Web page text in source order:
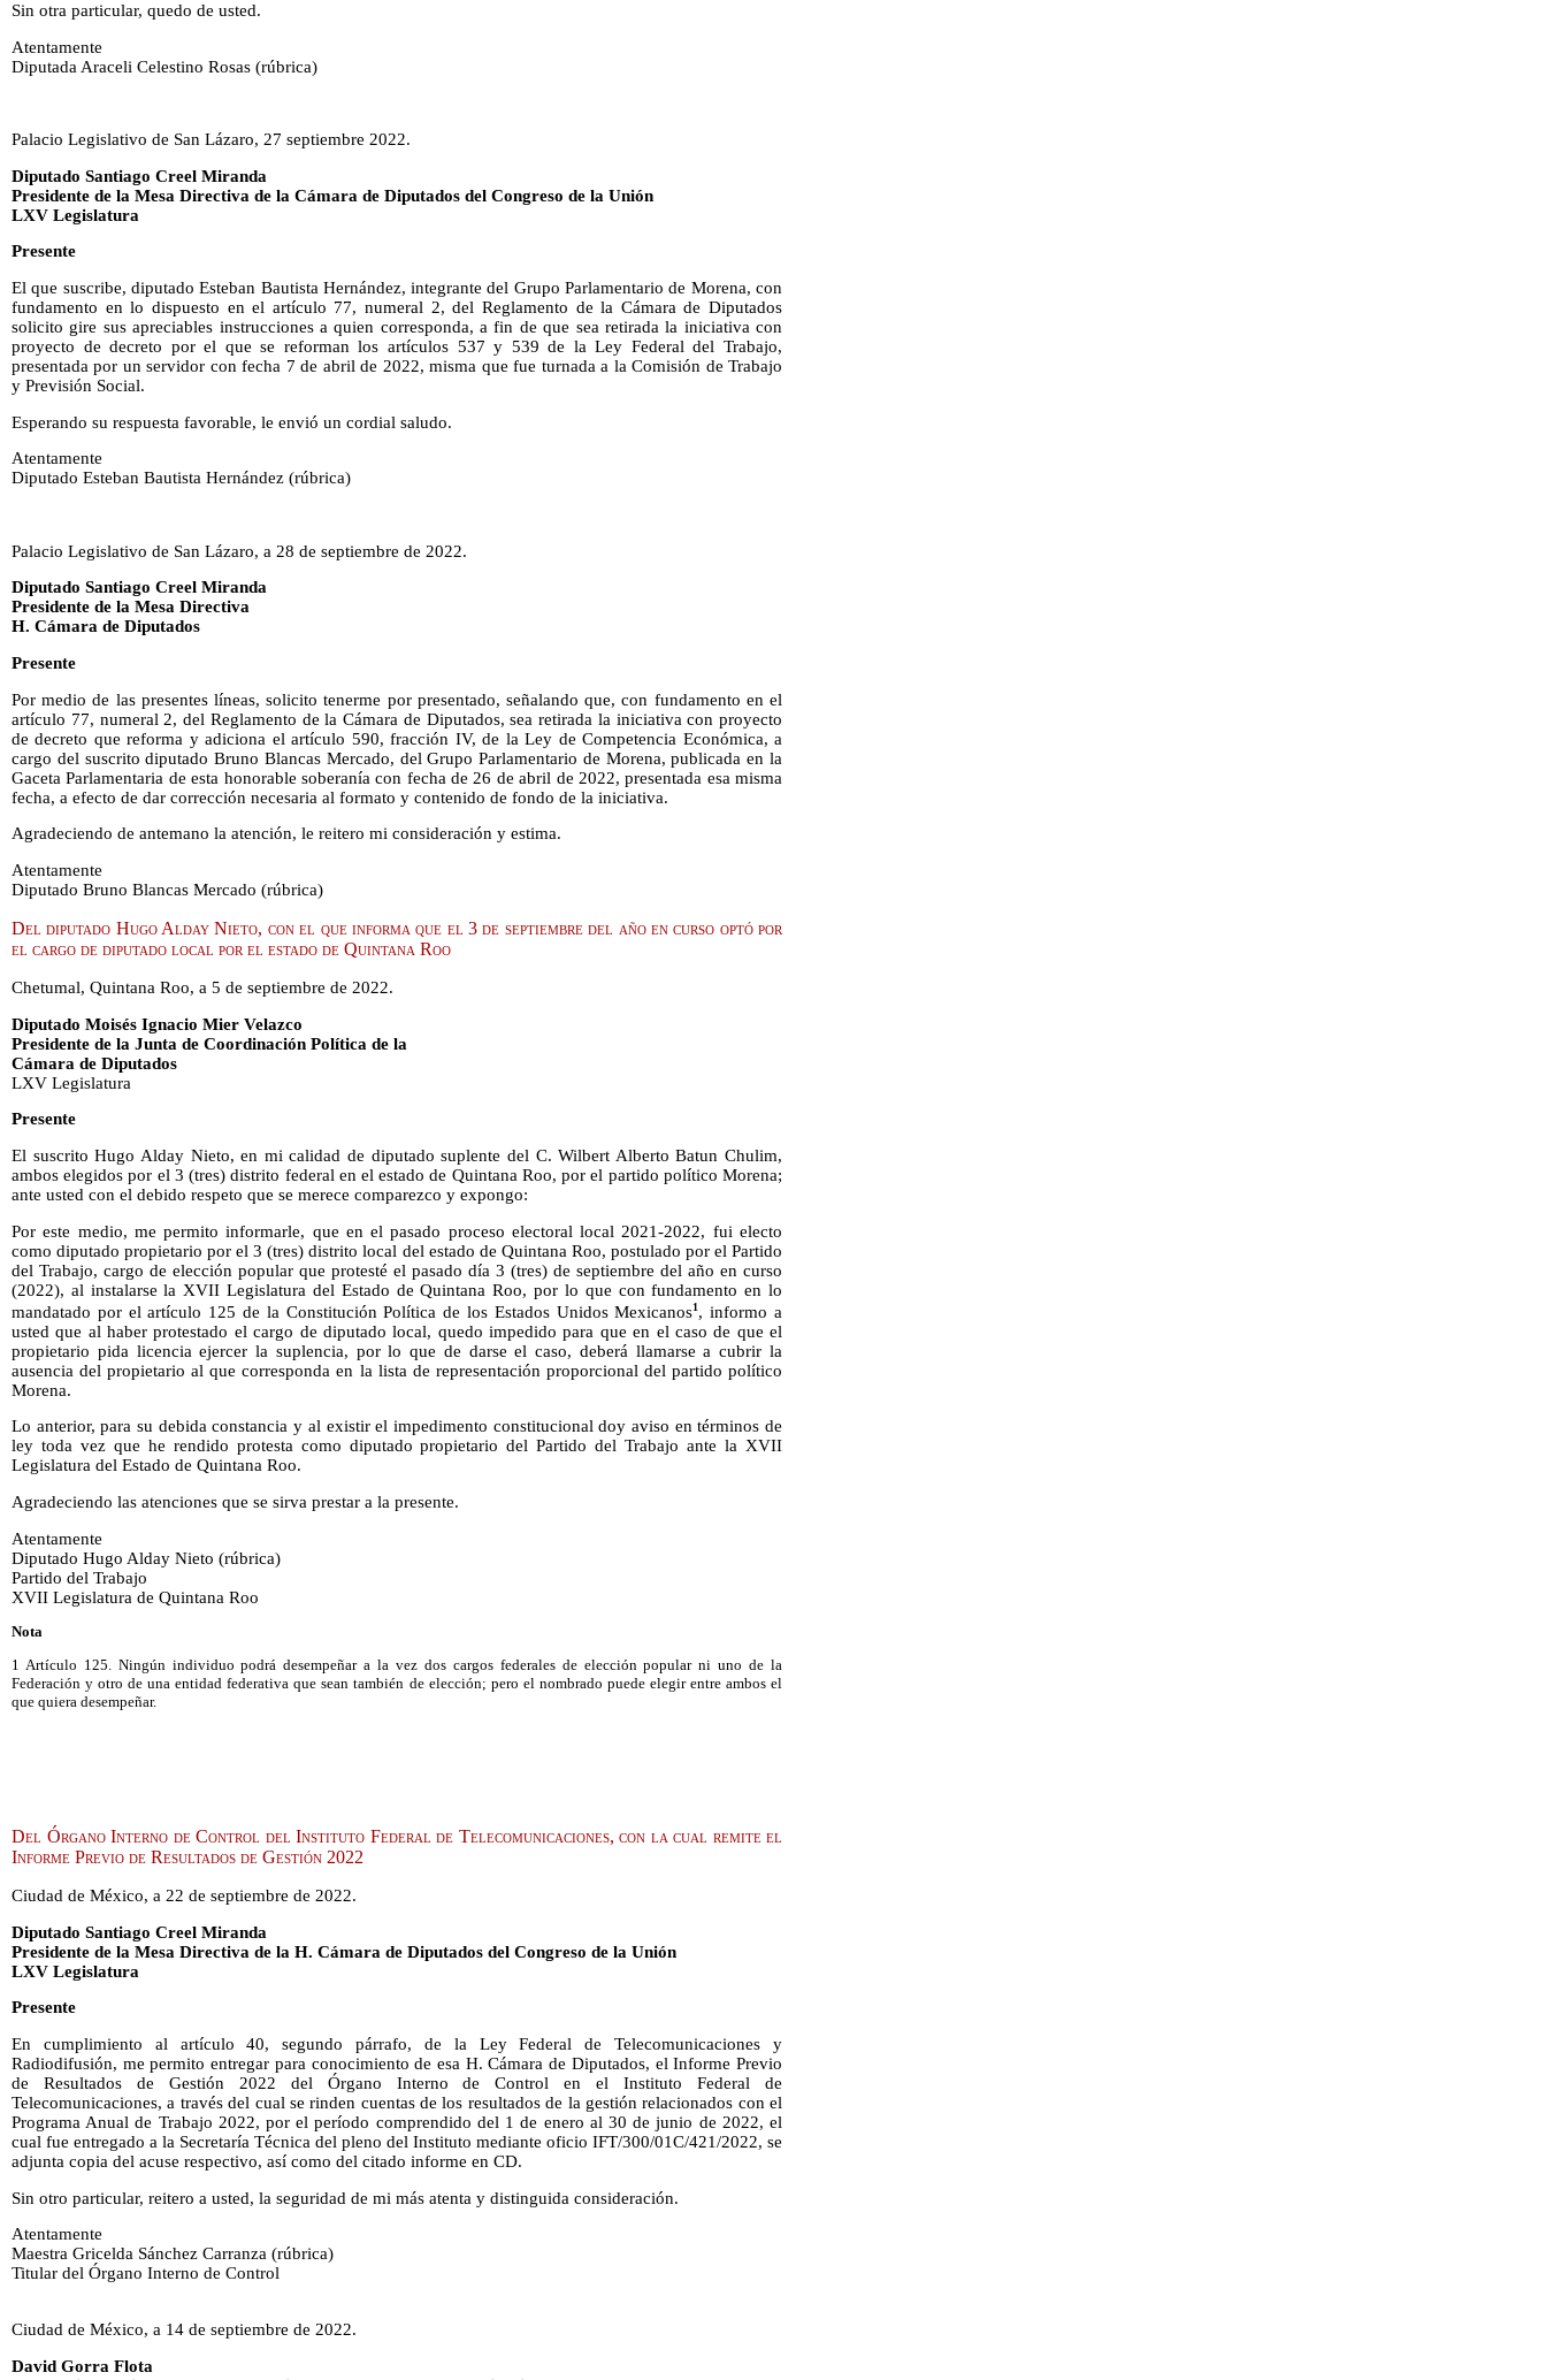
Sin otra particular, quedo de usted.
Atentamente
Diputada Araceli Celestino Rosas (rúbrica)
Palacio Legislativo de San Lázaro, 27 septiembre 2022.
Diputado Santiago Creel Miranda
Presidente de la Mesa Directiva de la Cámara de Diputados del Congreso de la Unión
LXV Legislatura
Presente
El que suscribe, diputado Esteban Bautista Hernández, integrante del Grupo Parlamentario de Morena, con
fundamento en lo dispuesto en el artículo 77, numeral 2, del Reglamento de la Cámara de Diputados
solicito gire sus apreciables instrucciones a quien corresponda, a fin de que sea retirada la iniciativa con
proyecto de decreto por el que se reforman los artículos 537 y 539 de la Ley Federal del Trabajo,
presentada por un servidor con fecha 7 de abril de 2022, misma que fue turnada a la Comisión de Trabajo
y Previsión Social.
Esperando su respuesta favorable, le envió un cordial saludo.
Atentamente
Diputado Esteban Bautista Hernández (rúbrica)
Palacio Legislativo de San Lázaro, a 28 de septiembre de 2022.
Diputado Santiago Creel Miranda
Presidente de la Mesa Directiva
H. Cámara de Diputados
Presente
Por medio de las presentes líneas, solicito tenerme por presentado, señalando que, con fundamento en el
artículo 77, numeral 2, del Reglamento de la Cámara de Diputados, sea retirada la iniciativa con proyecto
de decreto que reforma y adiciona el artículo 590, fracción IV, de la Ley de Competencia Económica, a
cargo del suscrito diputado Bruno Blancas Mercado, del Grupo Parlamentario de Morena, publicada en la
Gaceta Parlamentaria de esta honorable soberanía con fecha de 26 de abril de 2022, presentada esa misma
fecha, a efecto de dar corrección necesaria al formato y contenido de fondo de la iniciativa.
Agradeciendo de antemano la atención, le reitero mi consideración y estima.
Atentamente
Diputado Bruno Blancas Mercado (rúbrica)
Del diputado Hugo Alday Nieto, con el que informa que el 3 de septiembre del año en curso optó por
el cargo de diputado local por el estado de Quintana Roo
Chetumal, Quintana Roo, a 5 de septiembre de 2022.
Diputado Moisés Ignacio Mier Velazco
Presidente de la Junta de Coordinación Política de la
Cámara de Diputados
LXV Legislatura
Presente
El suscrito Hugo Alday Nieto, en mi calidad de diputado suplente del C. Wilbert Alberto Batun Chulim,
ambos elegidos por el 3 (tres) distrito federal en el estado de Quintana Roo, por el partido político Morena;
ante usted con el debido respeto que se merece comparezco y expongo:
Por este medio, me permito informarle, que en el pasado proceso electoral local 2021-2022, fui electo
como diputado propietario por el 3 (tres) distrito local del estado de Quintana Roo, postulado por el Partido
del Trabajo, cargo de elección popular que protesté el pasado día 3 (tres) de septiembre del año en curso
(2022), al instalarse la XVII Legislatura del Estado de Quintana Roo, por lo que con fundamento en lo
mandatado por el artículo 125 de la Constitución Política de los Estados Unidos Mexicanos1, informo a
usted que al haber protestado el cargo de diputado local, quedo impedido para que en el caso de que el
propietario pida licencia ejercer la suplencia, por lo que de darse el caso, deberá llamarse a cubrir la
ausencia del propietario al que corresponda en la lista de representación proporcional del partido político
Morena.
Lo anterior, para su debida constancia y al existir el impedimento constitucional doy aviso en términos de
ley toda vez que he rendido protesta como diputado propietario del Partido del Trabajo ante la XVII
Legislatura del Estado de Quintana Roo.
Agradeciendo las atenciones que se sirva prestar a la presente.
Atentamente
Diputado Hugo Alday Nieto (rúbrica)
Partido del Trabajo
XVII Legislatura de Quintana Roo
Nota
1 Artículo 125. Ningún individuo podrá desempeñar a la vez dos cargos federales de elección popular ni uno de la
Federación y otro de una entidad federativa que sean también de elección; pero el nombrado puede elegir entre ambos el
que quiera desempeñar.
Del Órgano Interno de Control del Instituto Federal de Telecomunicaciones, con la cual remite el
Informe Previo de Resultados de Gestión 2022
Ciudad de México, a 22 de septiembre de 2022.
Diputado Santiago Creel Miranda
Presidente de la Mesa Directiva de la H. Cámara de Diputados del Congreso de la Unión
LXV Legislatura
Presente
En cumplimiento al artículo 40, segundo párrafo, de la Ley Federal de Telecomunicaciones y
Radiodifusión, me permito entregar para conocimiento de esa H. Cámara de Diputados, el Informe Previo
de Resultados de Gestión 2022 del Órgano Interno de Control en el Instituto Federal de
Telecomunicaciones, a través del cual se rinden cuentas de los resultados de la gestión relacionados con el
Programa Anual de Trabajo 2022, por el período comprendido del 1 de enero al 30 de junio de 2022, el
cual fue entregado a la Secretaría Técnica del pleno del Instituto mediante oficio IFT/300/01C/421/2022, se
adjunta copia del acuse respectivo, así como del citado informe en CD.
Sin otro particular, reitero a usted, la seguridad de mi más atenta y distinguida consideración.
Atentamente
Maestra Gricelda Sánchez Carranza (rúbrica)
Titular del Órgano Interno de Control
Ciudad de México, a 14 de septiembre de 2022.
David Gorra Flota